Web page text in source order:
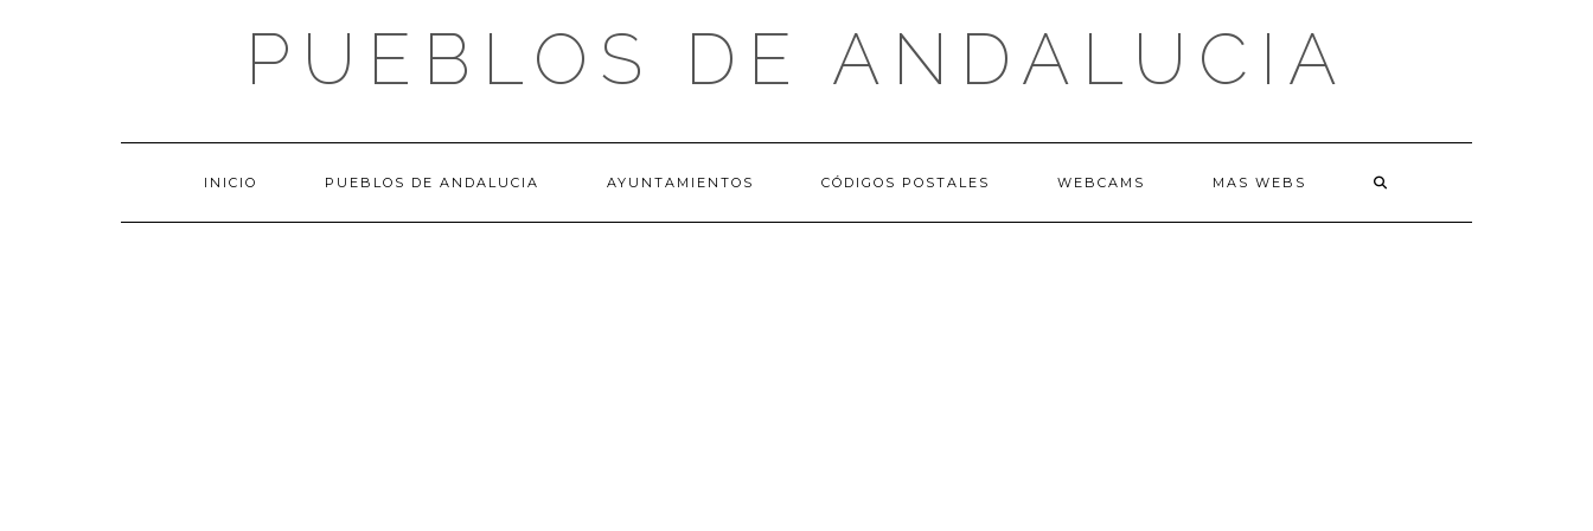
PUEBLOS DE ANDALUCIA
INICIO PUEBLOS DE ANDALUCIA AYUNTAMIENTOS CÓDIGOS POSTALES WEBCAMS MAS WEBS